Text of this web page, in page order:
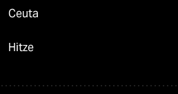
Ceuta
Hitze